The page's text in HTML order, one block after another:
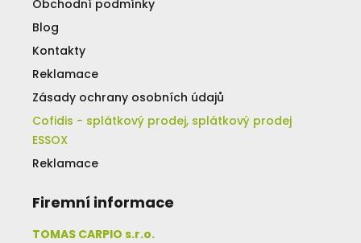
Obchodní podmínky
Blog
Kontakty
Reklamace
Zásady ochrany osobních údajů
Cofidis - splátkový prodej, splátkový prodej
ESSOX
Reklamace
Firemní informace
TOMAS CARPIO s.r.o.